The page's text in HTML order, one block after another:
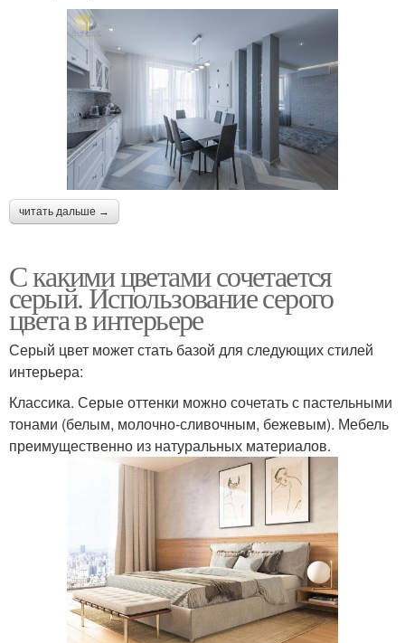
читать дальше →
С какими цветами сочетается
серый. Использование серого
цвета в интерьере
Серый цвет может стать базой для следующих стилей
интерьера:
Классика. Серые оттенки можно сочетать с пастельными
тонами (белым, молочно-сливочным, бежевым). Мебель
преимущественно из натуральных материалов.